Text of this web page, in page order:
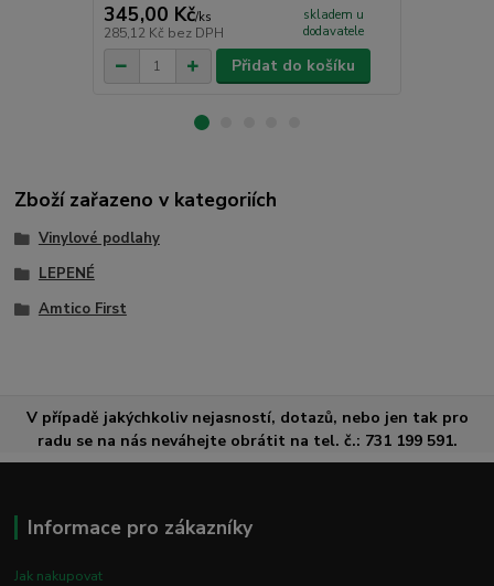
345,00 Kč/ks
285,12 Kč bez DPH
skladem u
dodavatele
Přidat do košíku
Zboží zařazeno v kategoriích
Vinylové podlahy
LEPENÉ
Amtico First
V případě jakýchkoliv nejasností, dotazů, nebo jen tak pro
radu se na nás neváhejte obrátit na tel. č.: 731 199 591.
Informace pro zákazníky
Jak nakupovat